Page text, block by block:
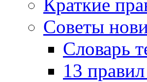
Краткие
Советы
Словарь
13